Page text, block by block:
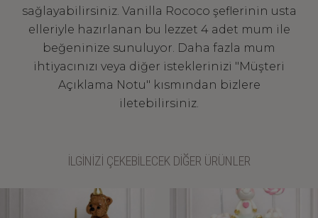
sağlayabilirsiniz. Vanilla Rococo şeflerinin usta
elleriyle hazırlanan bu lezzet 4 adet mum ile
beğeninize sunuluyor. Daha fazla mum
ihtiyacınızı veya diğer isteklerinizi "Müşteri
Açıklama Notu" kısmından bizlere
iletebilirsiniz.
İLGİNİZİ ÇEKEBİLECEK DİĞER ÜRÜNLER